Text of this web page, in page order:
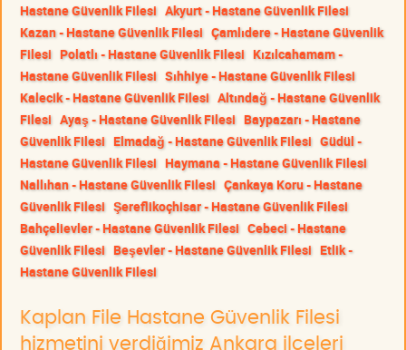
Hastane Güvenlik Filesi Akyurt - Hastane Güvenlik Filesi
Kazan - Hastane Güvenlik Filesi Çamlıdere - Hastane Güvenlik
Filesi Polatlı - Hastane Güvenlik Filesi Kızılcahamam -
Hastane Güvenlik Filesi Sıhhiye - Hastane Güvenlik Filesi
Kalecik - Hastane Güvenlik Filesi Altındağ - Hastane Güvenlik
Filesi Ayaş - Hastane Güvenlik Filesi Baypazarı - Hastane
Güvenlik Filesi Elmadağ - Hastane Güvenlik Filesi Güdül -
Hastane Güvenlik Filesi Haymana - Hastane Güvenlik Filesi
Nallıhan - Hastane Güvenlik Filesi Çankaya Koru - Hastane
Güvenlik Filesi Şereflikoçhisar - Hastane Güvenlik Filesi
Bahçelievler - Hastane Güvenlik Filesi Cebeci - Hastane
Güvenlik Filesi Beşevler - Hastane Güvenlik Filesi Etlik -
Hastane Güvenlik Filesi
Kaplan File Hastane Güvenlik Filesi
hizmetini verdiğimiz Ankara ilçeleri